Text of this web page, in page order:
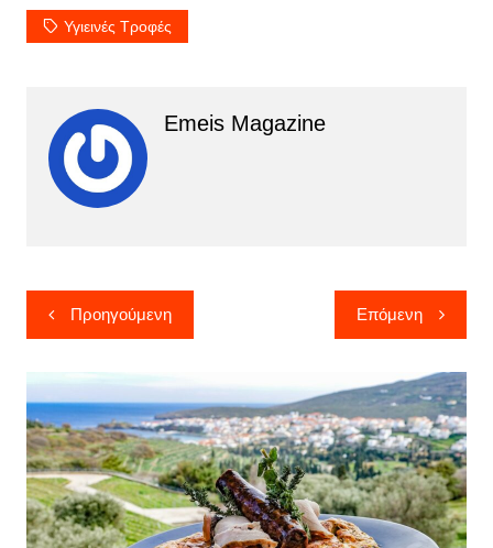
Υγιεινές Τροφές
Emeis Magazine
Πλοήγηση
άρθρων
Προηγούμενη Επόμενη